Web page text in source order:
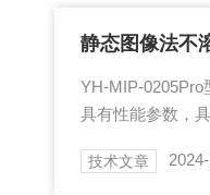
在催化剂颗粒的
YH-MIP-
具有性能参数，
合，实现高效、
技术文章